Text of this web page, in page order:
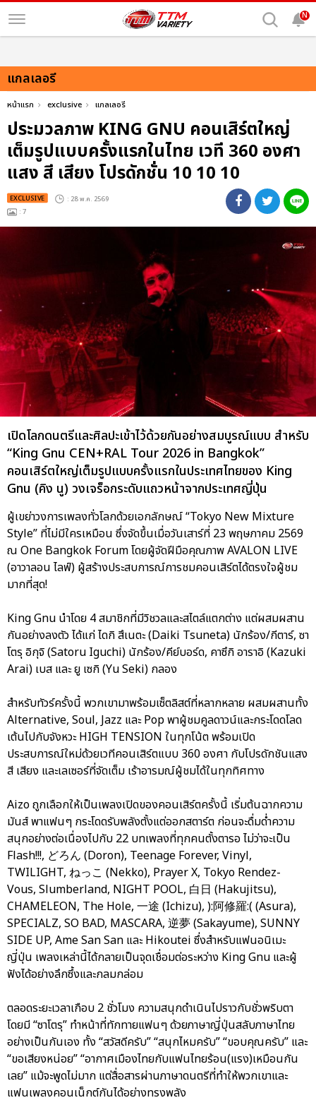
N
แกลเลอรี
หน้าแรก exclusive แกลเลอรี
ประมวลภาพ KING GNU คอนเสิร์ตใหญ่
เต็มรูปแบบครั้งแรกในไทย เวที 360 องศา
แสง สี เสียง โปรดักชั่น 10 10 10
EXCLUSIVE : 28 พ.ค. 2569
: 7
เปิดโลกดนตรีและศิลปะเข้าไว้ด้วยกันอย่างสมบูรณ์แบบ สำหรับ
“King Gnu CEN+RAL Tour 2026 in Bangkok”
คอนเสิร์ตใหญ่เต็มรูปแบบครั้งแรกในประเทศไทยของ King
Gnu (คิง นู) วงเจร็อกระดับแถวหน้าจากประเทศญี่ปุ่น
ผู้เขย่าวงการเพลงทั่วโลกด้วยเอกลักษณ์ “Tokyo New Mixture
Style” ที่ไม่มีใครเหมือน ซึ่งจัดขึ้นเมื่อวันเสาร์ที่ 23 พฤษภาคม 2569
ณ One Bangkok Forum โดยผู้จัดฝีมือคุณภาพ AVALON LIVE
(อาวาลอน ไลฟ์) ผู้สร้างประสบการณ์การชมคอนเสิร์ตได้ตรงใจผู้ชม
มากที่สุด!
King Gnu นำโดย 4 สมาชิกที่มีวิชวลและสไตล์แตกต่าง แต่ผสมผสาน
กันอย่างลงตัว ได้แก่ ไดกิ สึเนตะ (Daiki Tsuneta) นักร้อง/กีตาร์, ซา
โตรุ อิกุจิ (Satoru Iguchi) นักร้อง/คีย์บอร์ด, คาซึกิ อาราอิ (Kazuki
Arai) เบส และ ยู เซกิ (Yu Seki) กลอง
สำหรับทัวร์ครั้งนี้ พวกเขามาพร้อมเซ็ตลิสต์ที่หลากหลาย ผสมผสานทั้ง
Alternative, Soul, Jazz และ Pop พาผู้ชมคูลดาวน์และกระโดดโลด
เต้นไปกับจังหวะ HIGH TENSION ในทุกโน้ต พร้อมเปิด
ประสบการณ์ใหม่ด้วยเวทีคอนเสิร์ตแบบ 360 องศา กับโปรดักชันแสง
สี เสียง และเลเซอร์ที่จัดเต็ม เร้าอารมณ์ผู้ชมได้ในทุกทิศทาง
Aizo ถูกเลือกให้เป็นเพลงเปิดของคอนเสิร์ตครั้งนี้ เริ่มต้นฉากความ
มันส์ พาแฟนๆ กระโดดรับพลังตั้งแต่ออกสตาร์ต ก่อนจะดื่มด่ำความ
สนุกอย่างต่อเนื่องไปกับ 22 บทเพลงที่ทุกคนตั้งตารอ ไม่ว่าจะเป็น
Flash!!!, どろん (Doron), Teenage Forever, Vinyl,
TWILIGHT, ねっこ (Nekko), Prayer X, Tokyo Rendez-
Vous, Slumberland, NIGHT POOL, 白日 (Hakujitsu),
CHAMELEON, The Hole, 一途 (Ichizu), ):阿修羅:( (Asura),
SPECIALZ, SO BAD, MASCARA, 逆夢 (Sakayume), SUNNY
SIDE UP, Ame San San และ Hikoutei ซึ่งสำหรับแฟนอนิเมะ
ญี่ปุ่น เพลงเหล่านี้ได้กลายเป็นจุดเชื่อมต่อระหว่าง King Gnu และผู้
ฟังได้อย่างลึกซึ้งและกลมกล่อม
ตลอดระยะเวลาเกือบ 2 ชั่วโมง ความสนุกดำเนินไปราวกับชั่วพริบตา
โดยมี “ซาโตรุ” ทำหน้าที่ทักทายแฟนๆ ด้วยภาษาญี่ปุ่นสลับภาษาไทย
อย่างเป็นกันเอง ทั้ง “สวัสดีครับ” “สนุกไหมครับ” “ขอบคุณครับ” และ
“ขอเสียงหน่อย” “อากาศเมืองไทยกับแฟนไทยร้อน(แรง)เหมือนกัน
เลย” แม้จะพูดไม่มาก แต่สื่อสารผ่านภาษาดนตรีที่ทำให้พวกเขาและ
แฟนเพลงคอนเน็กต์กันได้อย่างทรงพลัง